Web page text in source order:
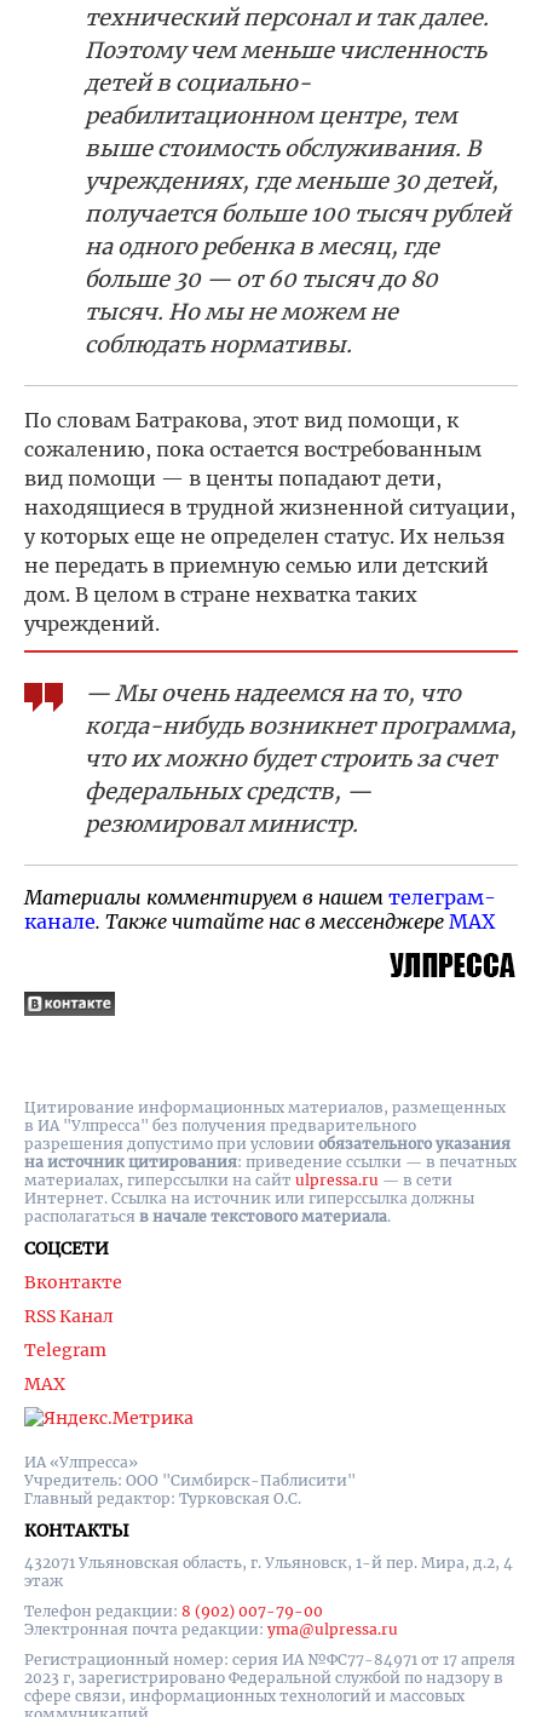
технический персонал и так далее.
Поэтому чем меньше численность
детей в социально-
реабилитационном центре, тем
выше стоимость обслуживания. В
учреждениях, где меньше 30 детей,
получается больше 100 тысяч рублей
на одного ребенка в месяц, где
больше 30 — от 60 тысяч до 80
тысяч. Но мы не можем не
соблюдать нормативы.
По словам Батракова, этот вид помощи, к
сожалению, пока остается востребованным
вид помощи — в центы попадают дети,
находящиеся в трудной жизненной ситуации,
у которых еще не определен статус. Их нельзя
не передать в приемную семью или детский
дом. В целом в стране нехватка таких
учреждений.
— Мы очень надеемся на то, что
когда-нибудь возникнет программа,
что их можно будет строить за счет
федеральных средств, —
резюмировал министр.
Материалы комментируем в нашем телеграм-
канале. Также читайте нас в мессенджере MAX
ИА «Улпресса»
Учредитель: ООО "Симбирск-Паблисити"
Главный редактор: Турковская О.С.
КОНТАКТЫ
432071 Ульяновская область, г. Ульяновск, 1-й пер. Мира, д.2, 4
этаж
Телефон редакции: 8 (902) 007-79-00
Электронная почта редакции: yma@ulpressa.ru
Регистрационный номер: серия ИА №ФС77-84971 от 17 апреля
2023 г, зарегистрировано Федеральной службой по надзору в
сфере связи, информационных технологий и массовых
СОЦСЕТИ
Вконтакте
RSS Канал
Telegram
MAX
Цитирование информационных материалов, размещенных
в ИА "Улпресса" без получения предварительного
разрешения допустимо при условии обязательного указания
на источник цитирования: приведение ссылки — в печатных
материалах, гиперссылки на cайт ulpressa.ru — в сети
Интернет. Ссылка на источник или гиперссылка должны
располагаться в начале текстового материала.